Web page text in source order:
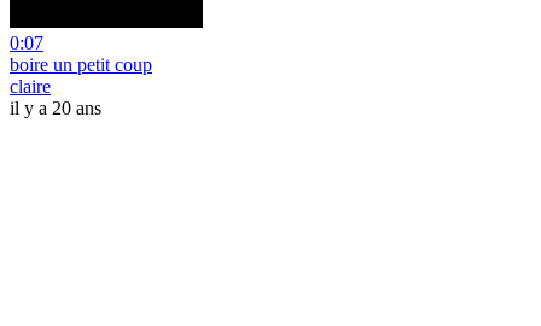
0:07
boire un petit coup
claire
il y a 20 ans